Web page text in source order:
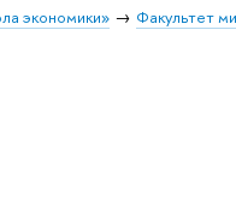
экономики» Факультет